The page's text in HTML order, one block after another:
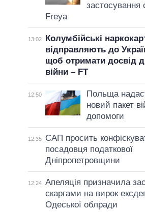
застосування
Freya
13:02
Колумбійські
відправляють до
щоб отримати досвід
війни – FT
12:50
Польща
новий пакет
допомоги
12:35
САП просить
посадовця податкової
Дніпропетровщини
12:24 Апеляція призначила
скаргами на вирок
Одеської облради